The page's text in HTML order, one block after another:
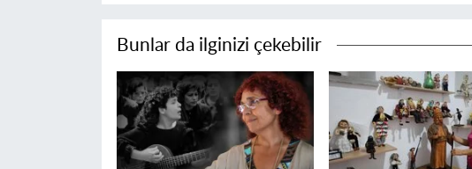
Bunlar da ilginizi çekebilir